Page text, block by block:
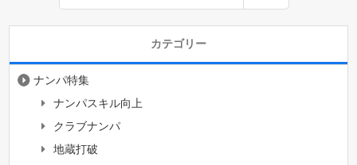
カテゴリー
ナンパ特集
ナンパスキル向上
クラブナンパ
地蔵打破